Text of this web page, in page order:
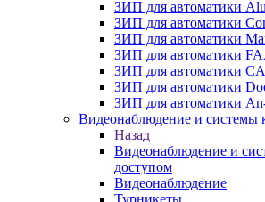
ЗИП для автоматики
ЗИП для автоматики
ЗИП для автоматики
ЗИП для автоматики
ЗИП для автоматики
ЗИП для автоматики
ЗИП для автоматики
Видеонаблюдение и системы
Назад
Видеонаблюдение и
доступом
Видеонаблюдение
Турникеты